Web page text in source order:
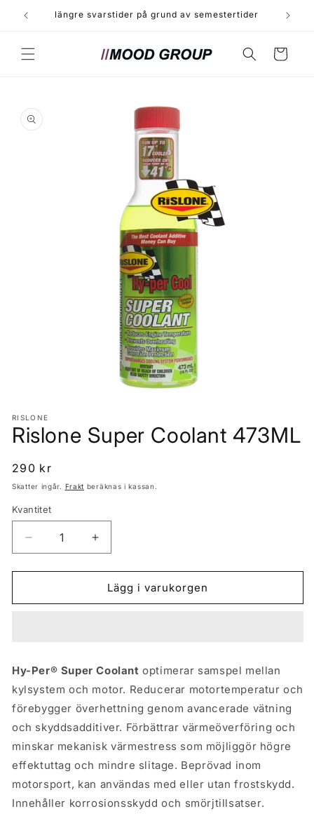
vidare
till
längre svarstider på grund av semestertider
Varukorg
vidare till
1
modalfönster
RISLONE
Rislone Super Coolant 473ML
Ordinarie
pris
290 kr
Skatter ingår. Frakt beräknas i kassan.
Kvantitet
Kvantitet
Minska
kvantitet
för
Super
Öka
kvantitet
för
Rislone
Super
Lägg i varukorgen
Hy-Per® Super Coolant optimerar samspel mellan
kylsystem och motor. Reducerar motortemperatur och
förebygger överhettning genom avancerade vätning
och skyddsadditiver. Förbättrar värmeöverföring och
minskar mekanisk värmestress som möjliggör högre
effektuttag och mindre slitage. Beprövad inom
motorsport, kan användas med eller utan frostskydd.
Innehåller korrosionsskydd och smörjtillsatser.